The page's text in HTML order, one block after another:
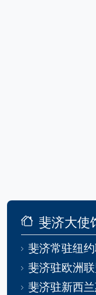
斐济大使
斐济常驻纽
斐济驻欧洲
斐济驻新西